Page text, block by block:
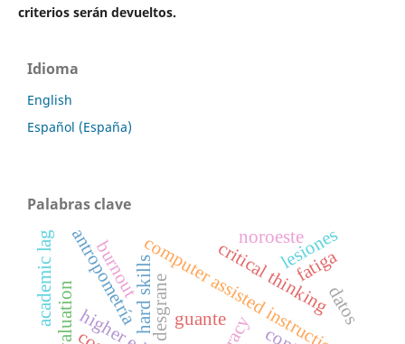
criterios serán devueltos.
Idioma
English
Español (España)
Palabras clave
computer assisted instruction
academic lag hard skills critical thinking
burnout
antropometríadesgrane
fatiga
guante
lesiones
datos
noroeste